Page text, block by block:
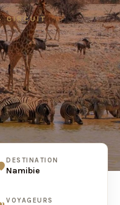
CIRCUIT
DESTINATION
Namibie
VOYAGEURS